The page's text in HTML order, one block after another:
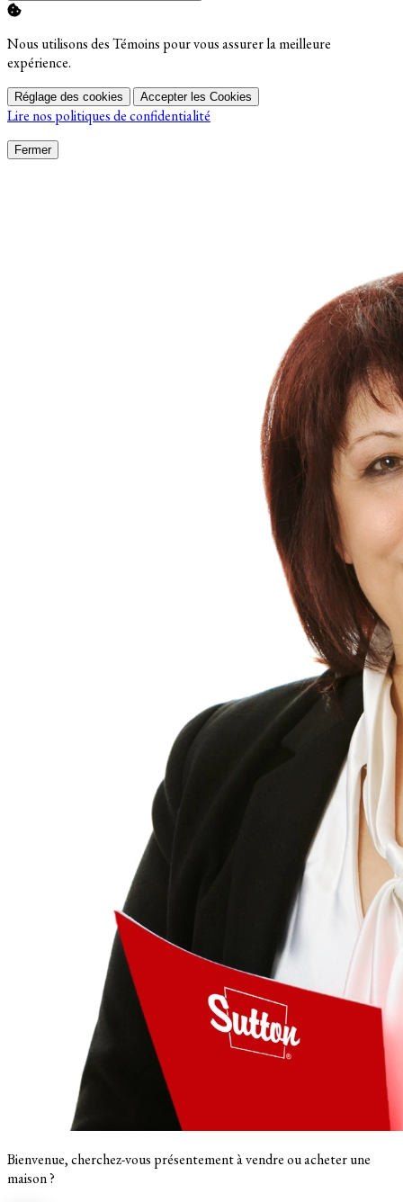
Nous utilisons des Témoins pour vous assurer la meilleure
expérience.
Réglage des cookies Accepter les Cookies
Lire nos politiques de confidentialité
Fermer
Bienvenue, cherchez-vous présentement à vendre ou acheter une
maison ?